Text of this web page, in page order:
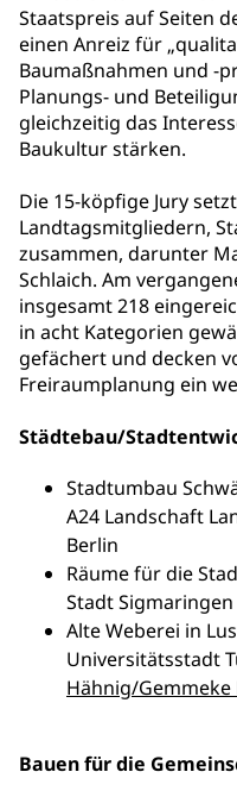
Staatspreis auf Seiten
einen Anreiz für
Baumaßnahmen und -
Planungs- und
gleichzeitig das
Baukultur stärken.
Die 15-köpfige Jury
Landtagsmitgliedern,
zusammen, darunter
Schlaich. Am
insgesamt 218
in acht Kategorien
gefächert und decken
Freiraumplanung ein
Städtebau/
Stadtumbau
A24 Landschaft
Berlin
Räume für die
Stadt Sigmaringen
Alte Weberei in
Universitätsstadt
Hähnig/
Bauen für die